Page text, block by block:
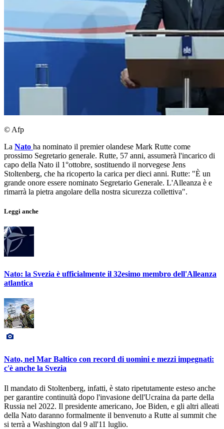
© Afp
La Nato ha nominato il premier olandese Mark Rutte come
prossimo Segretario generale. Rutte, 57 anni, assumerà l'incarico di
capo della Nato il 1°ottobre, sostituendo il norvegese Jens
Stoltenberg, che ha ricoperto la carica per dieci anni. Rutte: "È un
grande onore essere nominato Segretario Generale. L'Alleanza è e
rimarrà la pietra angolare della nostra sicurezza collettiva".
Leggi anche
Nato: la Svezia è ufficialmente il 32esimo membro dell'Alleanza
atlantica
Nato, nel Mar Baltico con record di uomini e mezzi impegnati:
c'è anche la Svezia
Il mandato di Stoltenberg, infatti, è stato ripetutamente esteso anche
per garantire continuità dopo l'invasione dell'Ucraina da parte della
Russia nel 2022. Il presidente americano, Joe Biden, e gli altri alleati
della Nato daranno formalmente il benvenuto a Rutte al summit che
si terrà a Washington dal 9 all'11 luglio.